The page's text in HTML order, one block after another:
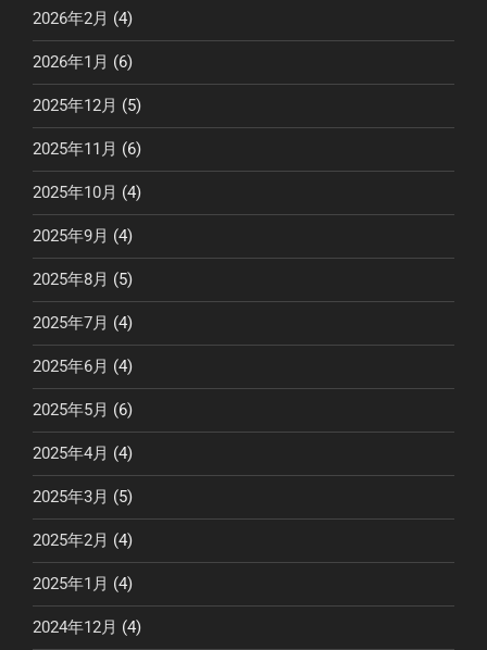
2026年2月 (4)
2026年1月 (6)
2025年12月 (5)
2025年11月 (6)
2025年10月 (4)
2025年9月 (4)
2025年8月 (5)
2025年7月 (4)
2025年6月 (4)
2025年5月 (6)
2025年4月 (4)
2025年3月 (5)
2025年2月 (4)
2025年1月 (4)
2024年12月 (4)